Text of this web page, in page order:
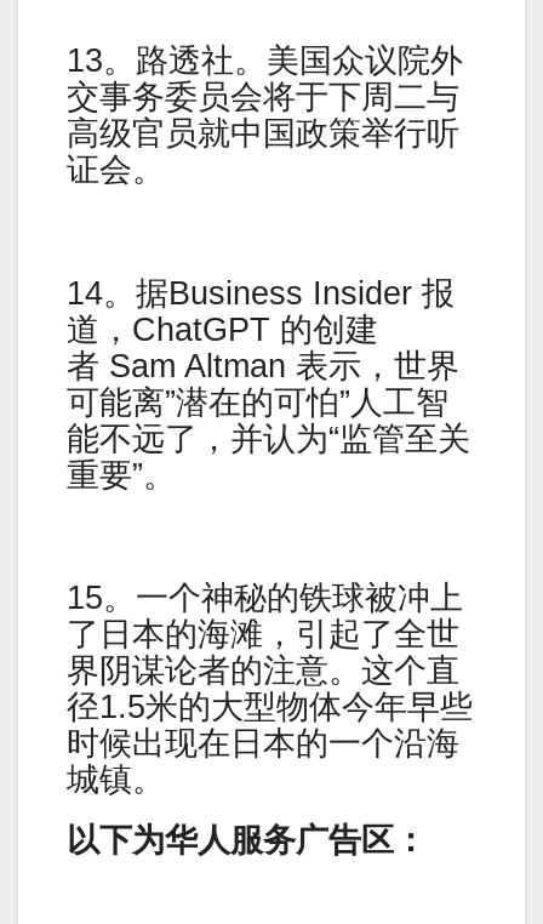
13。路透社。美国众议院外
交事务委员会将于下周二与
高级官员就中国政策举行听
证会。
14。据Business Insider 报
道，ChatGPT 的创建
者 Sam Altman 表示，世界
可能离”潜在的可怕”人工智
能不远了，并认为“监管至关
重要”。
15。一个神秘的铁球被冲上
了日本的海滩，引起了全世
界阴谋论者的注意。这个直
径1.5米的大型物体今年早些
时候出现在日本的一个沿海
城镇。
以下为华人服务广告区：